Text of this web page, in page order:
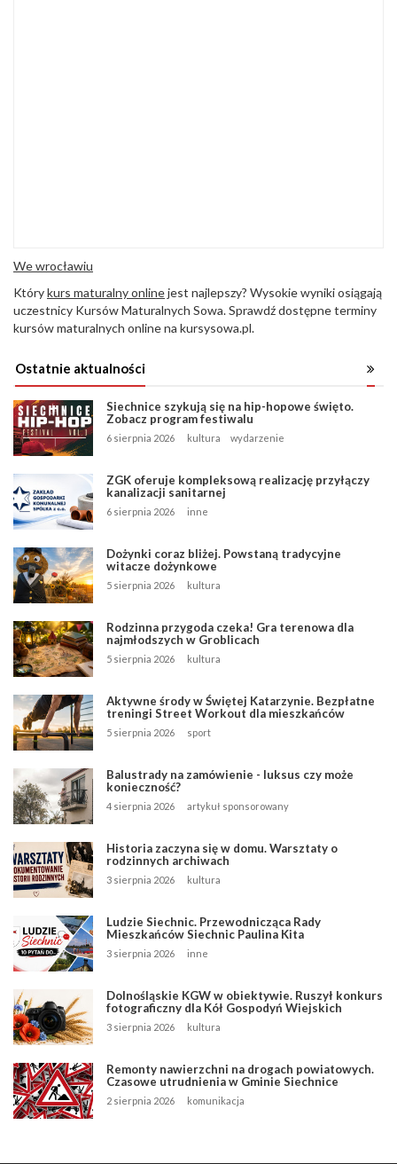
We wrocławiu
Którykurs maturalny onlinejest najlepszy? Wysokie wyniki osiągają
uczestnicy Kursów Maturalnych Sowa. Sprawdź dostępne terminy
kursów maturalnych online na kursysowa.pl.
Ostatnie aktualności
Siechnice szykują się na hip-hopowe święto.
Zobacz program festiwalu
6 sierpnia 2026 kultura wydarzenie
ZGK oferuje kompleksową realizację przyłączy
kanalizacji sanitarnej
6 sierpnia 2026 inne
Dożynki coraz bliżej. Powstaną tradycyjne
witacze dożynkowe
5 sierpnia 2026 kultura
Rodzinna przygoda czeka! Gra terenowa dla
najmłodszych w Groblicach
5 sierpnia 2026 kultura
Aktywne środy w Świętej Katarzynie. Bezpłatne
treningi Street Workout dla mieszkańców
5 sierpnia 2026 sport
Balustrady na zamówienie - luksus czy może
konieczność?
4 sierpnia 2026 artykuł sponsorowany
Historia zaczyna się w domu. Warsztaty o
rodzinnych archiwach
3 sierpnia 2026 kultura
Ludzie Siechnic. Przewodnicząca Rady
Mieszkańców Siechnic Paulina Kita
3 sierpnia 2026 inne
Dolnośląskie KGW w obiektywie. Ruszył konkurs
fotograficzny dla Kół Gospodyń Wiejskich
3 sierpnia 2026 kultura
Remonty nawierzchni na drogach powiatowych.
Czasowe utrudnienia w Gminie Siechnice
2 sierpnia 2026 komunikacja